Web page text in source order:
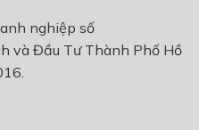
nghiệp số
và Đầu Tư Thành Phố Hồ